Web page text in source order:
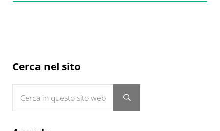
Sidebar
Cerca nel sito
Submit search